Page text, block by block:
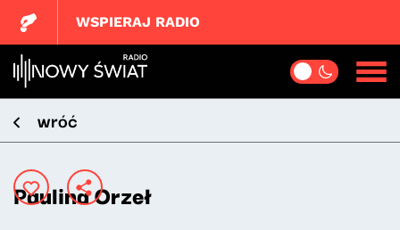
WSPIERAJ RADIO
wróć
Paulina Orzeł